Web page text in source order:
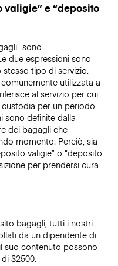
valigie” e “deposito
sono
due espressioni sono
tipo di servizio.
utilizzata a
al servizio per cui
per un periodo
sono definite dalla
dei bagagli che
momento. Perciò, sia
valigie” o “deposito
per prendersi cura
bagagli, tutti i nostri
da un dipendente di
suo contenuto possono
di $2500.